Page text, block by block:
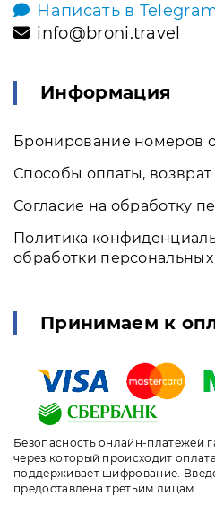
Написать в
info@broni.travel
Информация
Бронирование номеров
Способы оплаты, возврат
Согласие на обработку
Политика
обработки
Принимаем к
Безопасность онлайн-платежей
через который происходит
поддерживает шифрование.
предоставлена третьим лицам.